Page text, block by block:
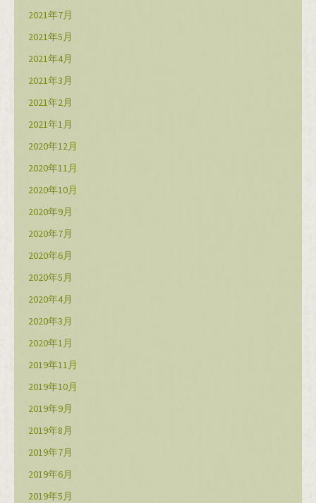
2021年7月
2021年5月
2021年4月
2021年3月
2021年2月
2021年1月
2020年12月
2020年11月
2020年10月
2020年9月
2020年7月
2020年6月
2020年5月
2020年4月
2020年3月
2020年1月
2019年11月
2019年10月
2019年9月
2019年8月
2019年7月
2019年6月
2019年5月